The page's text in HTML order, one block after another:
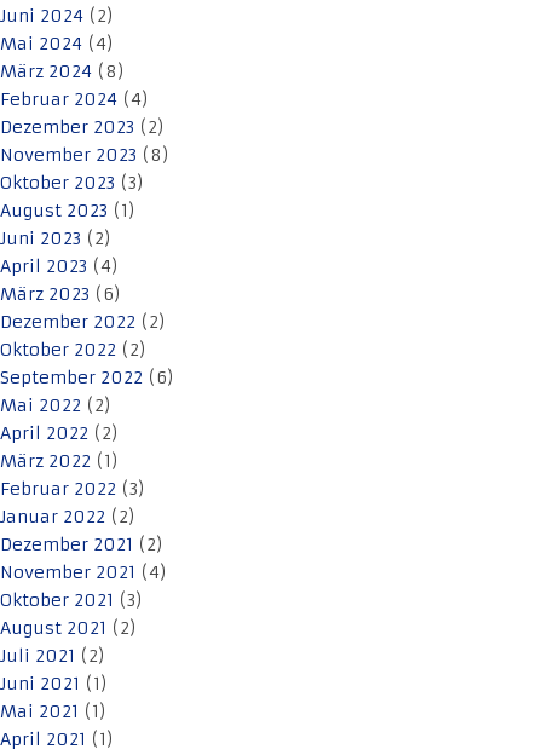
Juni 2024 (2)
Mai 2024 (4)
März 2024 (8)
Februar 2024 (4)
Dezember 2023 (2)
November 2023 (8)
Oktober 2023 (3)
August 2023 (1)
Juni 2023 (2)
April 2023 (4)
März 2023 (6)
Dezember 2022 (2)
Oktober 2022 (2)
September 2022 (6)
Mai 2022 (2)
April 2022 (2)
März 2022 (1)
Februar 2022 (3)
Januar 2022 (2)
Dezember 2021 (2)
November 2021 (4)
Oktober 2021 (3)
August 2021 (2)
Juli 2021 (2)
Juni 2021 (1)
Mai 2021 (1)
April 2021 (1)